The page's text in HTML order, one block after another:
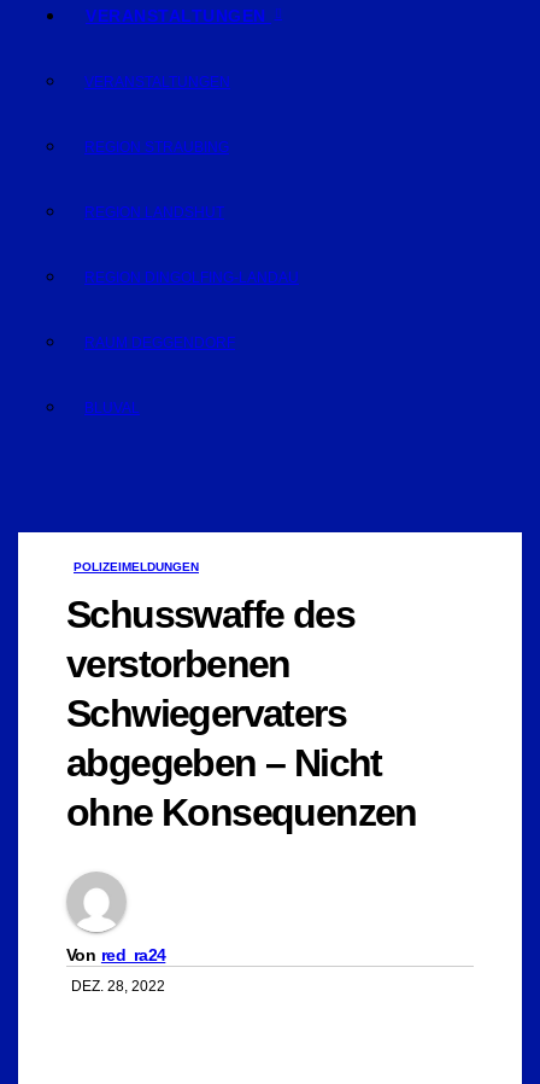
VERANSTALTUNGEN
VERANSTALTUNGEN
REGION STRAUBING
REGION LANDSHUT
REGION DINGOLFING-LANDAU
RAUM DEGGENDORF
BLUVAL
POLIZEIMELDUNGEN
Schusswaffe des
verstorbenen
Schwiegervaters
abgegeben – Nicht
ohne Konsequenzen
Von red_ra24
DEZ. 28, 2022